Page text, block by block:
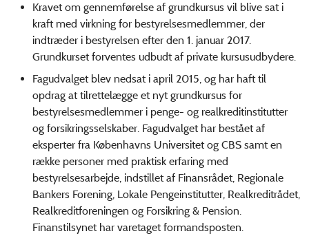
Kravet om gennemførelse af grundkursus vil blive sat i
kraft med virkning for bestyrelsesmedlemmer, der
indtræder i bestyrelsen efter den 1. januar 2017.
Grundkurset forventes udbudt af private kursusudbydere.
Fagudvalget blev nedsat i april 2015, og har haft til
opdrag at tilrettelægge et nyt grundkursus for
bestyrelsesmedlemmer i penge- og realkreditinstitutter
og forsikringsselskaber. Fagudvalget har bestået af
eksperter fra Københavns Universitet og CBS samt en
række personer med praktisk erfaring med
bestyrelsesarbejde, indstillet af Finansrådet, Regionale
Bankers Forening, Lokale Pengeinstitutter, Realkreditrådet,
Realkreditforeningen og Forsikring & Pension.
Finanstilsynet har varetaget formandsposten.